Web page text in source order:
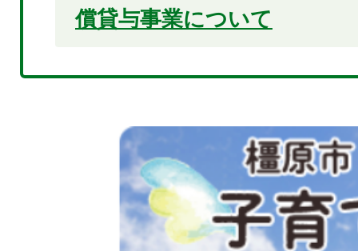
償貸与事業について
2
枚
目
の